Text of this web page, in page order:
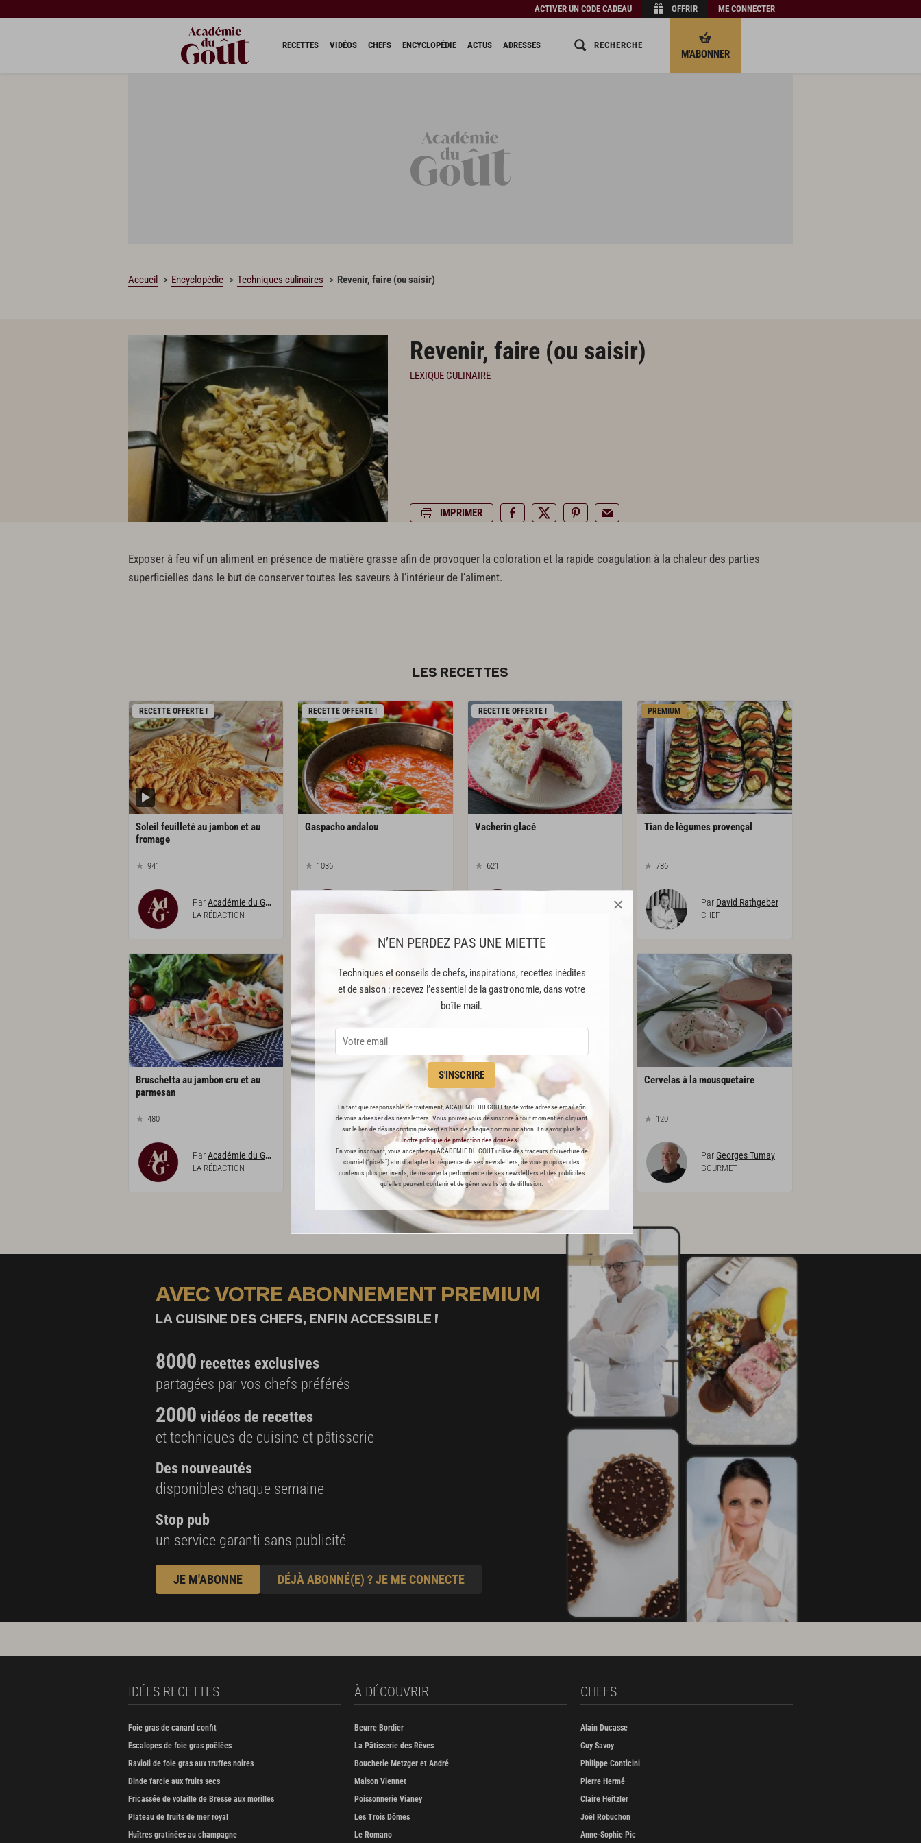
N’EN PERDEZ PAS UNE MIETTE
Techniques et conseils de chefs, inspirations, recettes inédites
et de saison : recevez l’essentiel de la gastronomie, dans votre
boîte mail.
S'INSCRIRE
En tant que responsable de traitement, ACADEMIE DU GOUT traite votre adresse email afin
de vous adresser des newsletters. Vous pouvez vous désinscrire à tout moment en cliquant
sur le lien de désinscription présent en bas de chaque communication. En savoir plus la
notre politique de protection des données.
En vous inscrivant, vous acceptez qu'ACADEMIE DU GOUT utilise des traceurs d’ouverture de
courriel (“pixels”) afin d’adapter la fréquence de ses newsletters, de vous proposer des
contenus plus pertinents, de mesurer la performance de ses newsletters et des publicités
qu’elles peuvent contenir et de gérer ses listes de diffusion.
×
ACTIVER UN CODE CADEAU OFFRIR ME CONNECTER
RECETTES VIDÉOS CHEFS ENCYCLOPÉDIE ACTUS ADRESSES RECHERCHE
M'ABONNER
Accueil Encyclopédie Techniques culinaires Revenir, faire (ou saisir)
Revenir, faire (ou saisir)
LEXIQUE CULINAIRE
IMPRIMER
Exposer à feu vif un aliment en présence de matière grasse afin de provoquer la coloration et la rapide coagulation à la chaleur des parties
superficielles dans le but de conserver toutes les saveurs à l’intérieur de l’aliment.
LES RECETTES
RECETTE OFFERTE !
Soleil feuilleté au jambon et au
fromage
941
ParAcadémie du Goût
LA RÉDACTION
RECETTE OFFERTE !
Gaspachoandalou
1036
LA RÉDACTION
RECETTE OFFERTE !
Vacheringlacé
621
PREMIUM
Tiande légumesprovençal
786
Par David Rathgeber
CHEF
Bruschetta au jambon cru et au
parmesan
480
ParAcadémie du Goût
LA RÉDACTION
Pâtes aux courgettes et au
mascarpone
ParEdda Onorato
BLOGUEUR
FONDATEUR
Couteaux à la plancha, sauce au
citron, cébette et paprika
419
ParCharles cuisine
Cervelasà lamousquetaire
120
ParGeorges Tumay
GOURMET
AVEC VOTRE ABONNEMENT PREMIUM
LA CUISINE DES CHEFS, ENFIN ACCESSIBLE !
8000 recettes exclusives
partagées par vos chefs préférés
2000 vidéos de recettes
et techniques de cuisine et pâtisserie
Des nouveautés
disponibles chaque semaine
Stop pub
un service garanti sans publicité
JE M'ABONNE DÉJÀ ABONNÉ(E) ? JE ME CONNECTE
IDÉES RECETTES
Foie gras de canard confit
Escalopes de foie gras poêlées
Ravioli de foie gras aux truffes noires
Dinde farcie aux fruits secs
Fricassée de volaille de Bresse aux morilles
Plateau de fruits de mer royal
Huîtres gratinées au champagne
À DÉCOUVRIR
Beurre Bordier
La Pâtisserie des Rêves
Boucherie Metzger et André
Maison Viennet
Poissonnerie Vianey
Les Trois Dômes
Le Romano
CHEFS
Alain Ducasse
Guy Savoy
Philippe Conticini
Pierre Hermé
Claire Heitzler
Joël Robuchon
Anne-Sophie Pic